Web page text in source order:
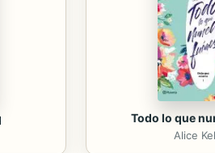
Todo lo que
Alice